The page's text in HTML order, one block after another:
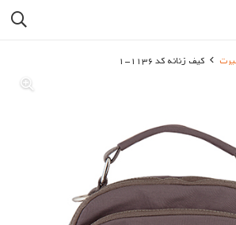
کیف زنانه کد 1136-1